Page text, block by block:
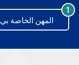
generating new hash
المهن الخاصة بي
1